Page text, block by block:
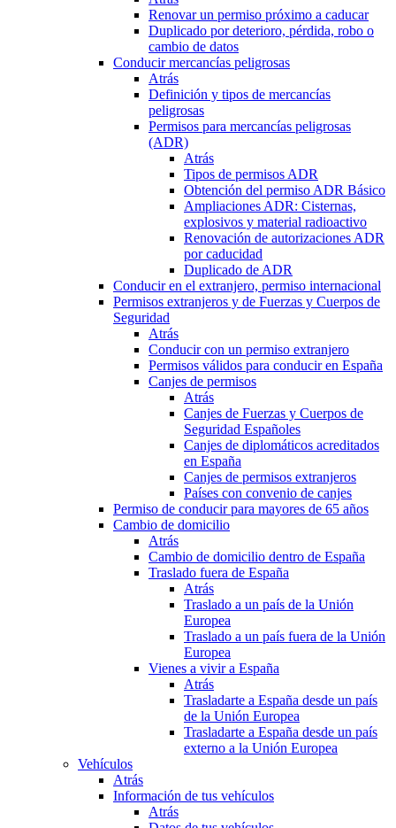
Renovar un permiso próximo a caducar
Duplicado por deterioro, pérdida, robo o
cambio de datos
Conducir mercancías peligrosas
Atrás
Definición y tipos de mercancías
peligrosas
Permisos para mercancías peligrosas
(ADR)
Atrás
Tipos de permisos ADR
Obtención del permiso ADR Básico
Ampliaciones ADR: Cisternas,
explosivos y material radioactivo
Renovación de autorizaciones ADR
por caducidad
Duplicado de ADR
Conducir en el extranjero, permiso internacional
Permisos extranjeros y de Fuerzas y Cuerpos de
Seguridad
Atrás
Conducir con un permiso extranjero
Permisos válidos para conducir en España
Canjes de permisos
Atrás
Canjes de Fuerzas y Cuerpos de
Seguridad Españoles
Canjes de diplomáticos acreditados
en España
Canjes de permisos extranjeros
Países con convenio de canjes
Permiso de conducir para mayores de 65 años
Cambio de domicilio
Atrás
Cambio de domicilio dentro de España
Traslado fuera de España
Atrás
Traslado a un país de la Unión
Europea
Traslado a un país fuera de la Unión
Europea
Vienes a vivir a España
Atrás
Trasladarte a España desde un país
de la Unión Europea
Trasladarte a España desde un país
externo a la Unión Europea
Vehículos
Atrás
Información de tus vehículos
Atrás